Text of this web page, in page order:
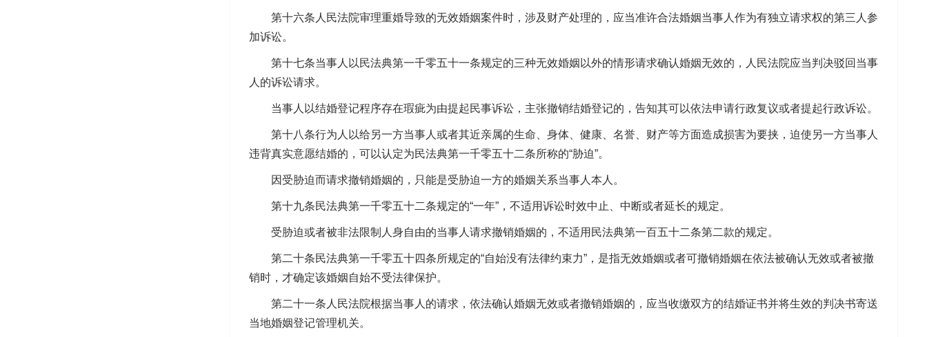
第十六条人民法院审理重婚导致的无效婚姻案件时，涉及财产处理的，应当准许合法婚姻当事人作为有独立请求权的第三人参
加诉讼。
第十七条当事人以民法典第一千零五十一条规定的三种无效婚姻以外的情形请求确认婚姻无效的，人民法院应当判决驳回当事
人的诉讼请求。
当事人以结婚登记程序存在瑕疵为由提起民事诉讼，主张撤销结婚登记的，告知其可以依法申请行政复议或者提起行政诉讼。
第十八条行为人以给另一方当事人或者其近亲属的生命、身体、健康、名誉、财产等方面造成损害为要挟，迫使另一方当事人
违背真实意愿结婚的，可以认定为民法典第一千零五十二条所称的“胁迫”。
因受胁迫而请求撤销婚姻的，只能是受胁迫一方的婚姻关系当事人本人。
第十九条民法典第一千零五十二条规定的“一年”，不适用诉讼时效中止、中断或者延长的规定。
受胁迫或者被非法限制人身自由的当事人请求撤销婚姻的，不适用民法典第一百五十二条第二款的规定。
第二十条民法典第一千零五十四条所规定的“自始没有法律约束力”，是指无效婚姻或者可撤销婚姻在依法被确认无效或者被撤
销时，才确定该婚姻自始不受法律保护。
第二十一条人民法院根据当事人的请求，依法确认婚姻无效或者撤销婚姻的，应当收缴双方的结婚证书并将生效的判决书寄送
当地婚姻登记管理机关。